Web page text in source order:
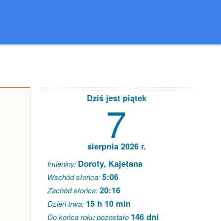
Dziś jest piątek
7
sierpnia 2026 r.
Imieniny: Doroty, Kajetana
Wschód słońca:5:06
Zachód słońca:20:16
Dzień trwa: 15 h 10 min
Do końca roku pozostało 146 dni